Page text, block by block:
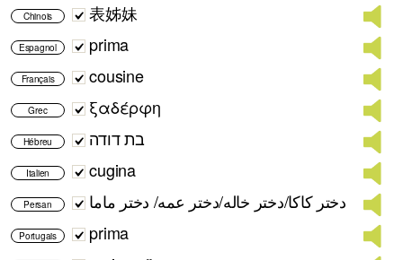
Chinois 表姊妹
Espagnol prima
Français cousine
Grec ξαδέρφη
Hébreu בת דודה
Italien cugina
Persan دختر کاکا/دختر خاله/دختر عمه/ دختر ماما
Portugais prima